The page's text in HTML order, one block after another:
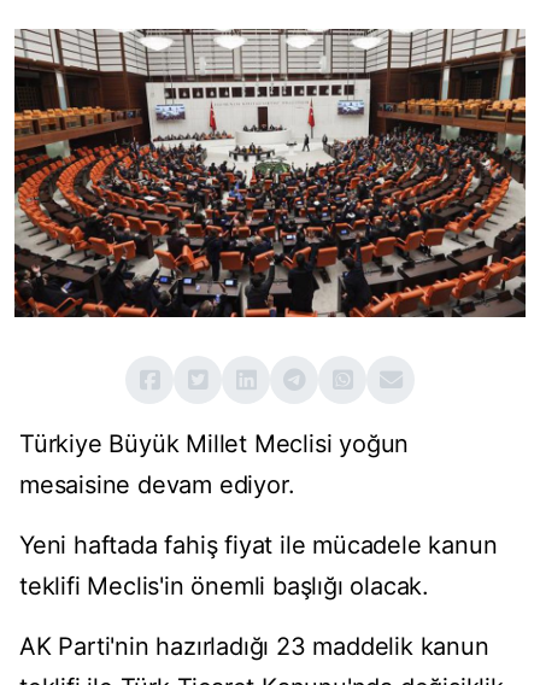
Türkiye Büyük Millet Meclisi yoğun
mesaisine devam ediyor.
Yeni haftada fahiş fiyat ile mücadele kanun
teklifi Meclis'in önemli başlığı olacak.
AK Parti'nin hazırladığı 23 maddelik kanun